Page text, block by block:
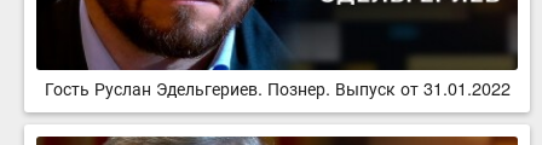
Гость Руслан Эдельгериев. Познер. Выпуск от 31.01.2022